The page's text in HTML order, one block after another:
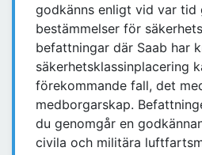
godkänns enligt vid var tid
bestämmelser för
befattningar där Saab har
säkerhetsklassinplacering
förekommande fall, det
medborgarskap.
du genomgår en
civila och militära